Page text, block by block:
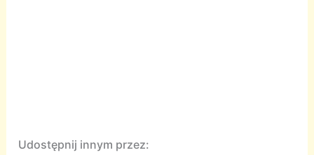
Udostępnij innym przez: